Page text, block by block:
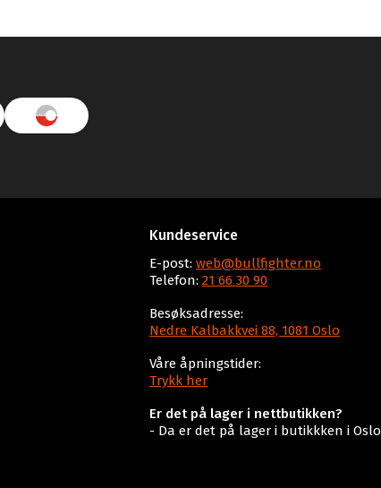
Kundeservice
E-post: web@bullfighter.no
Telefon: 21 66 30 90
Besøksadresse:
Nedre Kalbakkvei 88, 1081 Oslo
Våre åpningstider:
Trykk her
Er det på lager i nettbutikken?
- Da er det på lager i butikkken i Oslo